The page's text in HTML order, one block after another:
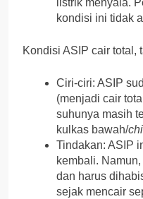
listrik menyala.
kondisi ini tidak
Kondisi ASIP cair total,
Ciri-ciri: ASIP
(menjadi cair
suhunya masih
kulkas bawah/
Tindakan: ASIP
kembali.
dan harus
sejak mencair